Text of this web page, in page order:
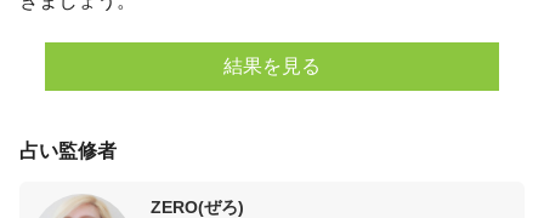
結果を見る
占い監修者
ZERO(ぜろ)